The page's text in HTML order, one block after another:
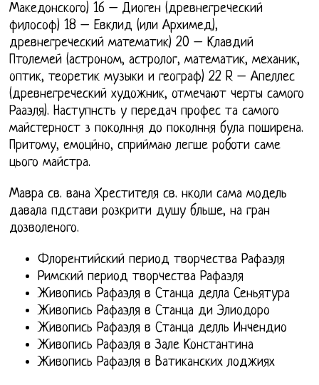
Македонского) 16 – Диоген (древнегреческий
философ) 18 – Евклид (или Архимед),
древнегреческий математик) 20 – Клавдий
Птолемей (астроном, астролог, математик, механик,
оптик, теоретик музыки и географ) 22 R – Апеллес
(древнегреческий художник, отмечают черты самого
Рааэля). Наступнсть у передач профес та самого
майстерност з поколння до поколння була поширена.
Притому, емоцйно, сприймаю легше роботи саме
цього майстра.
Мавра св. вана Хрестителя св. нколи сама модель
давала пдстави розкрити душу бльше, на гран
дозволеного.
Флорентийский период творчества Рафаэля
Римский период творчества Рафаэля
Живопись Рафаэля в Станца делла Сеньятура
Живопись Рафаэля в Станца ди Элиодоро
Живопись Рафаэля в Станца делль Инчендио
Живопись Рафаэля в Зале Константина
Живопись Рафаэля в Ватиканских лоджиях